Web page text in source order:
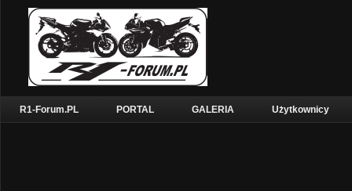
R1-Forum.PL PORTAL GALERIA Użytkownicy